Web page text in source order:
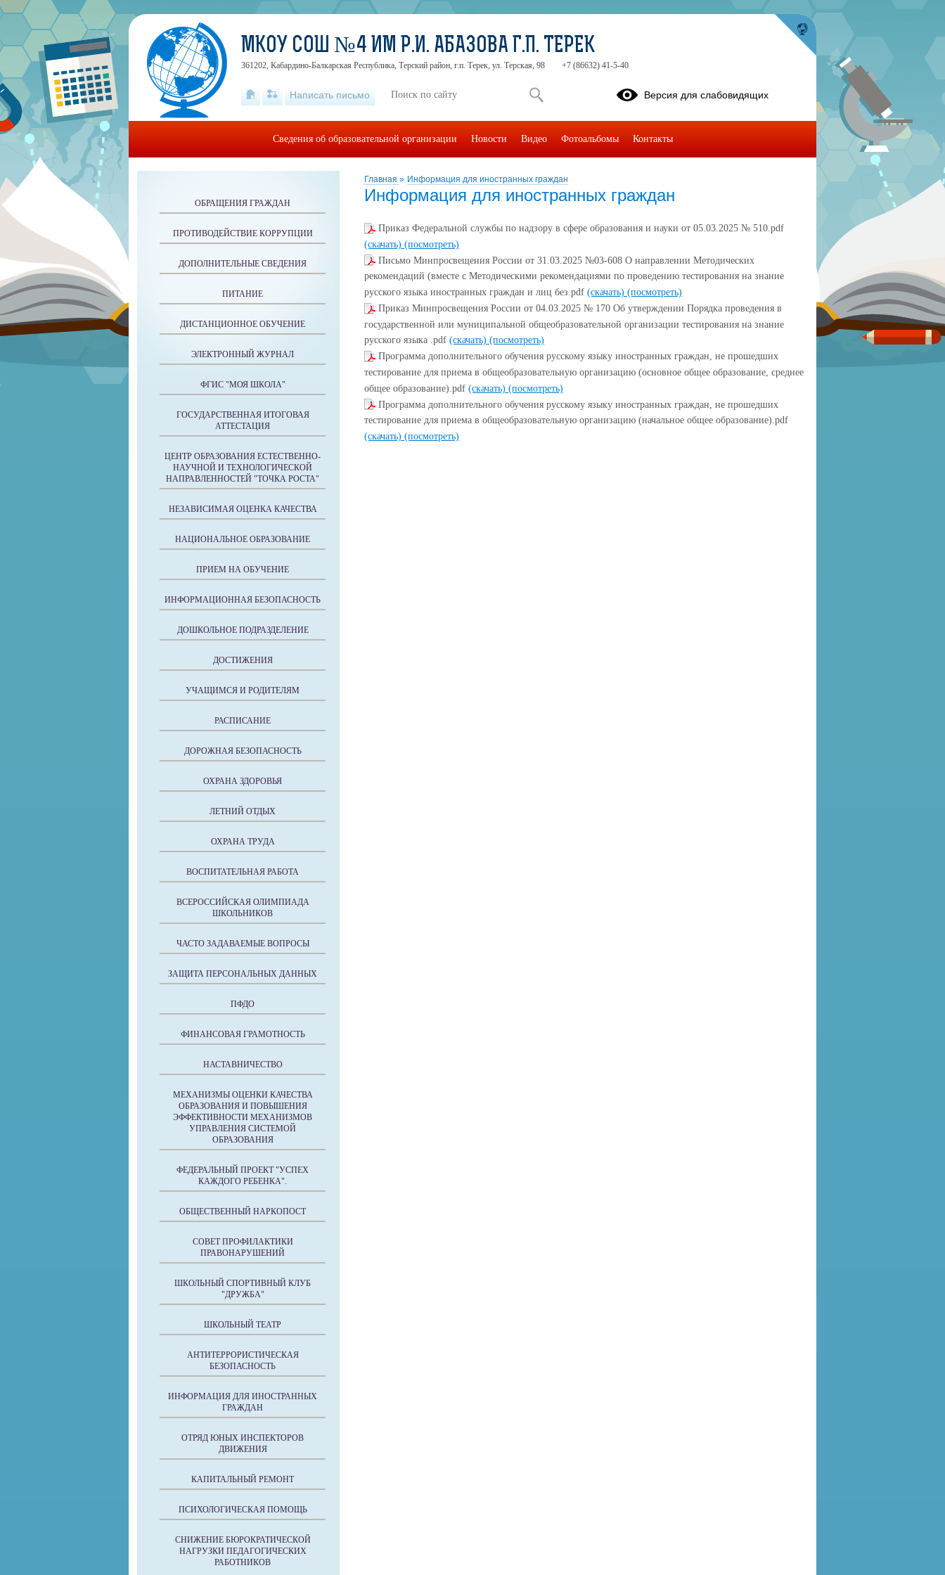
Главная » Информация для иностранных граждан
Информация для иностранных граждан
Приказ Федеральной службы по надзору в сфере образования и науки от 05.03.2025 № 510.pdf
(скачать) (посмотреть)
Письмо Минпросвещения России от 31.03.2025 №03-608 О направлении Методических
рекомендаций (вместе с Методическими рекомендациями по проведению тестирования на знание
русского языка иностранных граждан и лиц без.pdf (скачать) (посмотреть)
Приказ Минпросвещения России от 04.03.2025 № 170 Об утверждении Порядка проведения в
государственной или муниципальной общеобразовательной организации тестирования на знание
русского языка .pdf (скачать) (посмотреть)
Программа дополнительного обучения русскому языку иностранных граждан, не прошедших
тестирование для приема в общеобразовательную организацию (основное общее образование, среднее
общее образование).pdf (скачать) (посмотреть)
Программа дополнительного обучения русскому языку иностранных граждан, не прошедших
тестирование для приема в общеобразовательную организацию (начальное общее образование).pdf
(скачать) (посмотреть)
ОБРАЩЕНИЯ ГРАЖДАН
ПРОТИВОДЕЙСТВИЕ КОРРУПЦИИ
ДОПОЛНИТЕЛЬНЫЕ СВЕДЕНИЯ
ПИТАНИЕ
ДИСТАНЦИОННОЕ ОБУЧЕНИЕ
ЭЛЕКТРОННЫЙ ЖУРНАЛ
ФГИС "МОЯ ШКОЛА"
ГОСУДАРСТВЕННАЯ ИТОГОВАЯ
АТТЕСТАЦИЯ
ЦЕНТР ОБРАЗОВАНИЯ ЕСТЕСТВЕННО-
НАУЧНОЙ И ТЕХНОЛОГИЧЕСКОЙ
НАПРАВЛЕННОСТЕЙ "ТОЧКА РОСТА"
НЕЗАВИСИМАЯ ОЦЕНКА КАЧЕСТВА
НАЦИОНАЛЬНОЕ ОБРАЗОВАНИЕ
ПРИЕМ НА ОБУЧЕНИЕ
ИНФОРМАЦИОННАЯ БЕЗОПАСНОСТЬ
ДОШКОЛЬНОЕ ПОДРАЗДЕЛЕНИЕ
ДОСТИЖЕНИЯ
УЧАЩИМСЯ И РОДИТЕЛЯМ
РАСПИСАНИЕ
ДОРОЖНАЯ БЕЗОПАСНОСТЬ
ОХРАНА ЗДОРОВЬЯ
ЛЕТНИЙ ОТДЫХ
ОХРАНА ТРУДА
ВОСПИТАТЕЛЬНАЯ РАБОТА
ВСЕРОССИЙСКАЯ ОЛИМПИАДА
ШКОЛЬНИКОВ
ЧАСТО ЗАДАВАЕМЫЕ ВОПРОСЫ
ЗАЩИТА ПЕРСОНАЛЬНЫХ ДАННЫХ
ПФДО
ФИНАНСОВАЯ ГРАМОТНОСТЬ
НАСТАВНИЧЕСТВО
МЕХАНИЗМЫ ОЦЕНКИ КАЧЕСТВА
ОБРАЗОВАНИЯ И ПОВЫШЕНИЯ
ЭФФЕКТИВНОСТИ МЕХАНИЗМОВ
УПРАВЛЕНИЯ СИСТЕМОЙ
ОБРАЗОВАНИЯ
ФЕДЕРАЛЬНЫЙ ПРОЕКТ "УСПЕХ
КАЖДОГО РЕБЕНКА".
ОБЩЕСТВЕННЫЙ НАРКОПОСТ
СОВЕТ ПРОФИЛАКТИКИ
ПРАВОНАРУШЕНИЙ
ШКОЛЬНЫЙ СПОРТИВНЫЙ КЛУБ
"ДРУЖБА"
ШКОЛЬНЫЙ ТЕАТР
АНТИТЕРРОРИСТИЧЕСКАЯ
БЕЗОПАСНОСТЬ
ИНФОРМАЦИЯ ДЛЯ ИНОСТРАННЫХ
ГРАЖДАН
ОТРЯД ЮНЫХ ИНСПЕКТОРОВ
ДВИЖЕНИЯ
КАПИТАЛЬНЫЙ РЕМОНТ
ПСИХОЛОГИЧЕСКАЯ ПОМОЩЬ
СНИЖЕНИЕ БЮРОКРАТИЧЕСКОЙ
НАГРУЗКИ ПЕДАГОГИЧЕСКИХ
РАБОТНИКОВ
МКОУ СОШ №4 ИМ Р.И. АБАЗОВА Г.П. ТЕРЕК
361202, Кабардино-Балкарская Республика, Терский район, г.п. Терек, ул. Терская, 98 +7 (86632) 41-5-40
Написать письмо Версия для слабовидящих
Сведения об образовательной организации Новости Видео Фотоальбомы Контакты